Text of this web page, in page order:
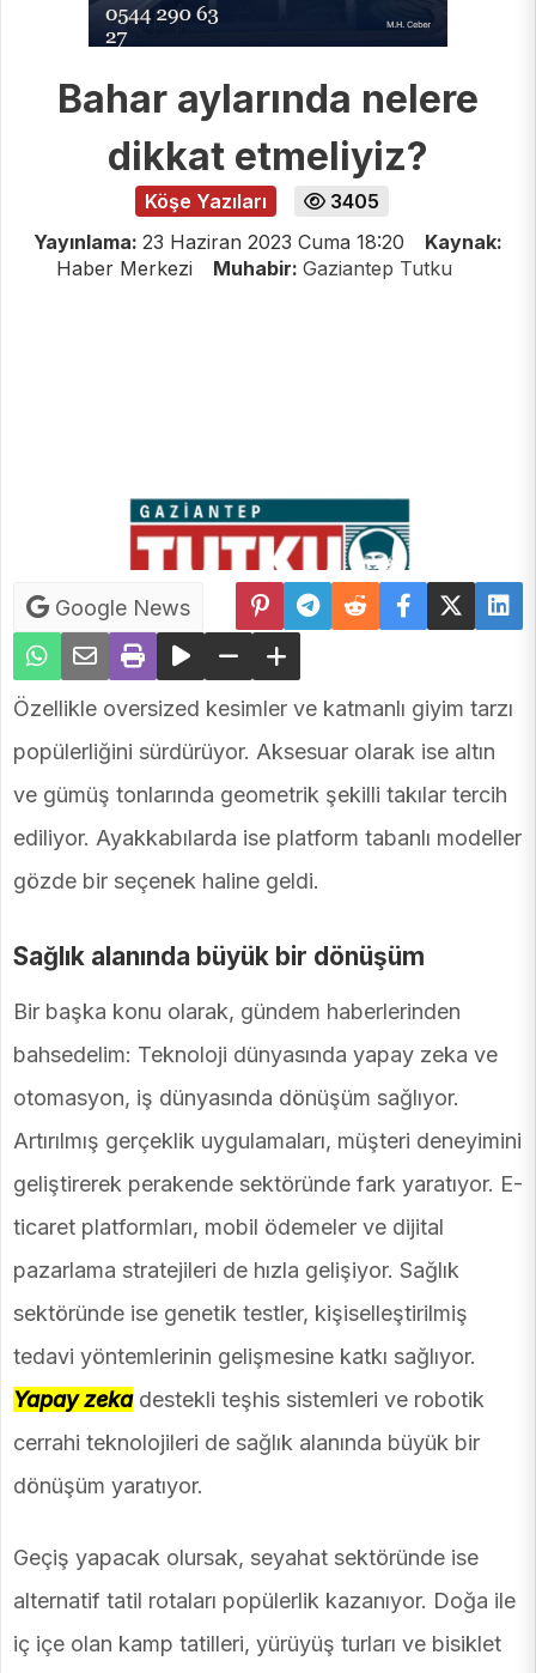
Bahar aylarında nelere
dikkat etmeliyiz?
Köşe Yazıları
3405
Yayınlama: 23 Haziran 2023 Cuma 18:20
Kaynak:
Haber Merkezi
Muhabir: Gaziantep Tutku
Google News
Özellikle oversized kesimler ve katmanlı giyim tarzı
popülerliğini sürdürüyor. Aksesuar olarak ise altın
ve gümüş tonlarında geometrik şekilli takılar tercih
ediliyor. Ayakkabılarda ise platform tabanlı modeller
gözde bir seçenek haline geldi.
Sağlık alanında büyük bir dönüşüm
Bir başka konu olarak, gündem haberlerinden
bahsedelim: Teknoloji dünyasında yapay zeka ve
otomasyon, iş dünyasında dönüşüm sağlıyor.
Artırılmış gerçeklik uygulamaları, müşteri deneyimini
geliştirerek perakende sektöründe fark yaratıyor. E-
ticaret platformları, mobil ödemeler ve dijital
pazarlama stratejileri de hızla gelişiyor. Sağlık
sektöründe ise genetik testler, kişiselleştirilmiş
tedavi yöntemlerinin gelişmesine katkı sağlıyor.
Yapay zekadestekli teşhis sistemleri ve robotik
cerrahi teknolojileri de sağlık alanında büyük bir
dönüşüm yaratıyor.
Geçiş yapacak olursak, seyahat sektöründe ise
alternatif tatil rotaları popülerlik kazanıyor. Doğa ile
iç içe olan kamp tatilleri, yürüyüş turları ve bisiklet